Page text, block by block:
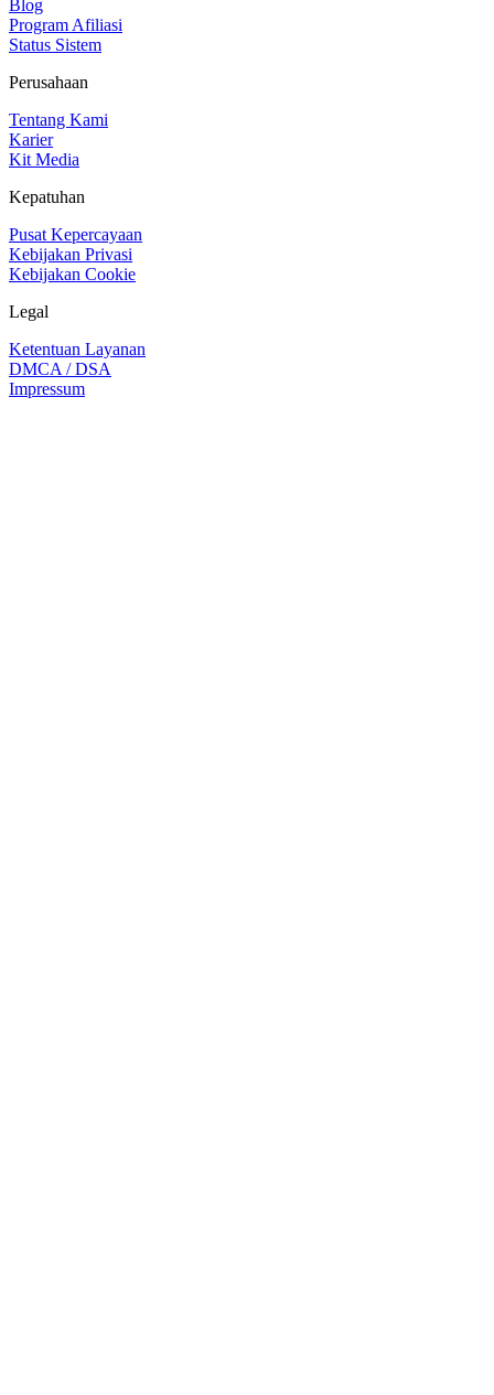
Blog
Program Afiliasi
Status Sistem
Perusahaan
Tentang Kami
Karier
Kit Media
Kepatuhan
Pusat Kepercayaan
Kebijakan Privasi
Kebijakan Cookie
Legal
Ketentuan Layanan
DMCA / DSA
Impressum